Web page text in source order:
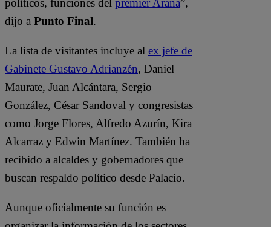
políticos, funciones del premier Arana”,
dijo a Punto Final.
La lista de visitantes incluye al ex jefe de
Gabinete Gustavo Adrianzén, Daniel
Maurate, Juan Alcántara, Sergio
González, César Sandoval y congresistas
como Jorge Flores, Alfredo Azurín, Kira
Alcarraz y Edwin Martínez. También ha
recibido a alcaldes y gobernadores que
buscan respaldo político desde Palacio.
Aunque oficialmente su función es